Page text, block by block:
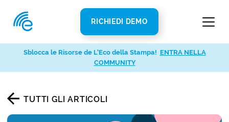
RICHIEDI DEMO
TUTTI GLI ARTICOLI
Sblocca le Risorse de L’Eco della Stampa! ENTRA NELLA
COMMUNITY